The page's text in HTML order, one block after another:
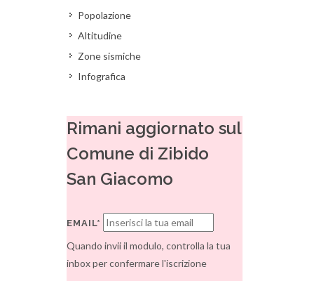
Popolazione
Altitudine
Zone sismiche
Infografica
Rimani aggiornato sul
Comune di Zibido
San Giacomo
EMAIL*
Quando invii il modulo, controlla la tua
inbox per confermare l'iscrizione